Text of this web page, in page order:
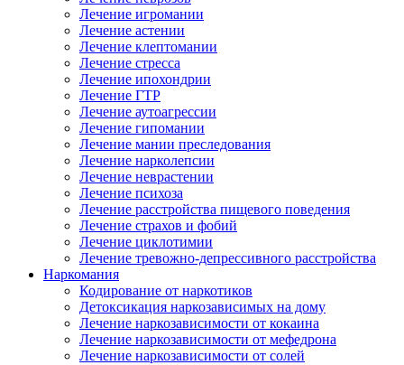
Лечение игромании
Лечение астении
Лечение клептомании
Лечение стресса
Лечение ипохондрии
Лечение ГТР
Лечение аутоагрессии
Лечение гипомании
Лечение мании преследования
Лечение нарколепсии
Лечение неврастении
Лечение психоза
Лечение расстройства пищевого поведения
Лечение страхов и фобий
Лечение циклотимии
Лечение тревожно-депрессивного расстройства
Наркомания
Кодирование от наркотиков
Детоксикация наркозависимых на дому
Лечение наркозависимости от кокаина
Лечение наркозависимости от мефедрона
Лечение наркозависимости от солей